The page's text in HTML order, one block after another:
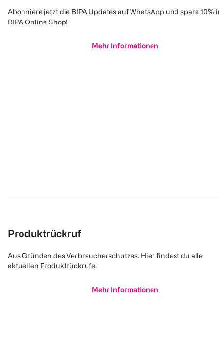
Abonniere jetzt die BIPA Updates auf WhatsApp und spare 10%
BIPA Online Shop!
Mehr Informationen
Produktrückruf
Aus Gründen des Verbraucherschutzes. Hier findest du alle
aktuellen Produktrückrufe.
Mehr Informationen